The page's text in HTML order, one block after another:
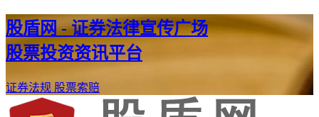
股盾网 - 证券法律宣传广场
股票投资资讯平台
证券法规 股票索赔